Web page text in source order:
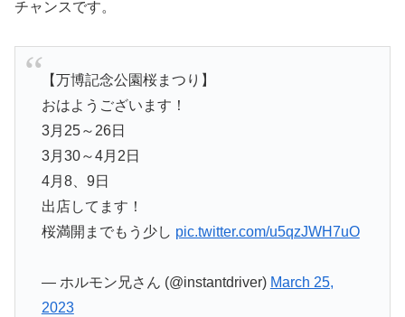
チャンスです。
【万博記念公園桜まつり】
おはようございます！
3月25～26日
3月30～4月2日
4月8、9日
出店してます！
桜満開までもう少し pic.twitter.com/u5qzJWH7uO
— ホルモン兄さん (@instantdriver) March 25,
2023